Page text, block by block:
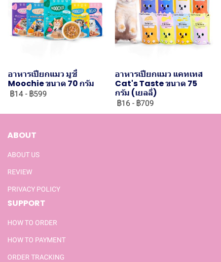
อาหารเปียกแมว มูชี่
Moochie ขนาด 70 กรัม
฿14 - ฿599
อาหารเปียกแมว แคทเทส
Cat's Taste ขนาด 75
กรัม (เยลลี่)
฿16 - ฿709
ABOUT
ABOUT US
REVIEW
PRIVACY POLICY
SUPPORT
HOW TO ORDER
HOW TO PAYMENT
ORDER TRACKING